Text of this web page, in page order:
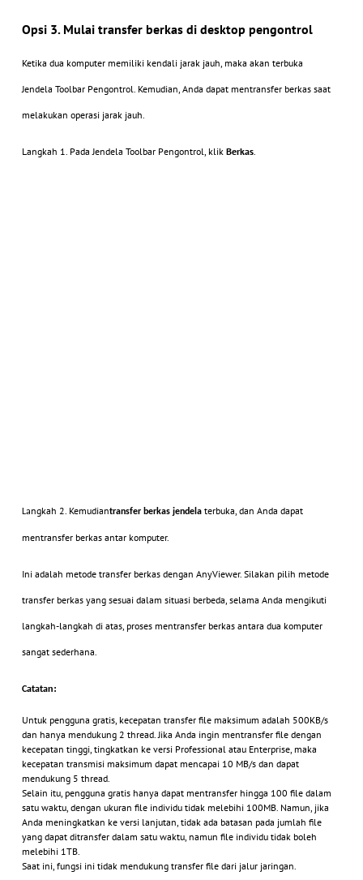
Opsi 3. Mulai transfer berkas di desktop pengontrol
Ketika dua komputer memiliki kendali jarak jauh, maka akan terbuka
Jendela Toolbar Pengontrol. Kemudian, Anda dapat mentransfer berkas saat
melakukan operasi jarak jauh.
Langkah 1. Pada Jendela Toolbar Pengontrol, klik Berkas.
Langkah 2. Kemudiantransfer berkas jendela terbuka, dan Anda dapat
mentransfer berkas antar komputer.
Ini adalah metode transfer berkas dengan AnyViewer. Silakan pilih metode
transfer berkas yang sesuai dalam situasi berbeda, selama Anda mengikuti
langkah-langkah di atas, proses mentransfer berkas antara dua komputer
sangat sederhana.
Catatan:
Untuk pengguna gratis, kecepatan transfer file maksimum adalah 500KB/s
dan hanya mendukung 2 thread. Jika Anda ingin mentransfer file dengan
kecepatan tinggi, tingkatkan ke versi Professional atau Enterprise, maka
kecepatan transmisi maksimum dapat mencapai 10 MB/s dan dapat
mendukung 5 thread.
Selain itu, pengguna gratis hanya dapat mentransfer hingga 100 file dalam
satu waktu, dengan ukuran file individu tidak melebihi 100MB. Namun, jika
Anda meningkatkan ke versi lanjutan, tidak ada batasan pada jumlah file
yang dapat ditransfer dalam satu waktu, namun file individu tidak boleh
melebihi 1TB.
Saat ini, fungsi ini tidak mendukung transfer file dari jalur jaringan.